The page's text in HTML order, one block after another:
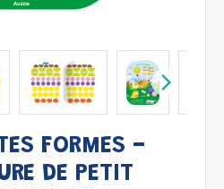
FORMES -
DE PETIT